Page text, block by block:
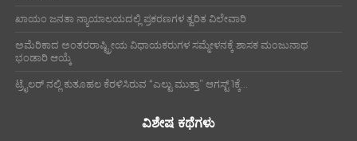
ಖಾಯಂ ಜನತಾ ನ್ಯಾಯಾಲಯದಲ್ಲಿ ಪ್ರಕರಣಗಳ ತ್ವರಿತ ವಿಲೇವಾರಿ
ಅಮೆರಿಕಾದ ಅಂತರರಾಷ್ಟ್ರೀಯ ವಿಧಾಯಕರುಗಳ ಸಮ್ಮೇಳನಕ್ಕೆ ಶಾಸಕ ಮಂಜುನಾಥ
ಭಂಡಾರಿ ಆಯ್ಕೆ
ಟ್ರೈಲರ್ ನಲ್ಲಿ ಕುತೂಹಲ ಕೆರಳಿಸಿರುವ “ಎಲ್ಟು ಮುತ್ತಾ” ಆಗಸ್ಟ್ 1ಕ್ಕೆ...
ವಿಶೇಷ ಕಥೆಗಳು